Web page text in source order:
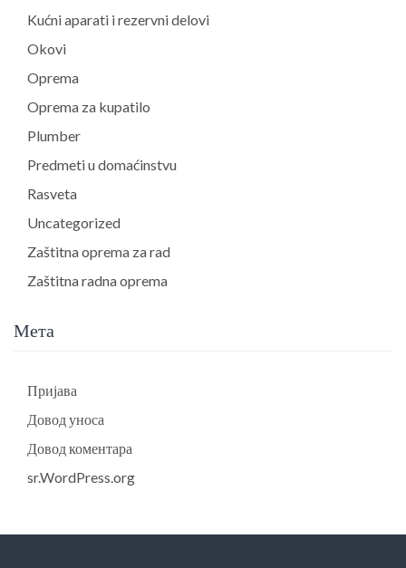
Kućni aparati i rezervni delovi
Okovi
Oprema
Oprema za kupatilo
Plumber
Predmeti u domaćinstvu
Rasveta
Uncategorized
Zaštitna oprema za rad
Zaštitna radna oprema
Мета
Пријава
Довод уноса
Довод коментара
sr.WordPress.org